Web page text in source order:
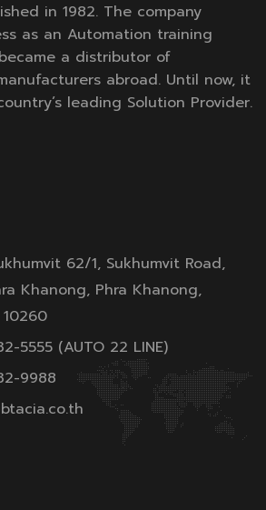
in 1982. The company
as an Automation training
a distributor of
abroad. Until now, it
leading Solution Provider.
62/1, Sukhumvit Road,
Khanong, Phra Khanong,
5555 (AUTO 22 LINE)
9988